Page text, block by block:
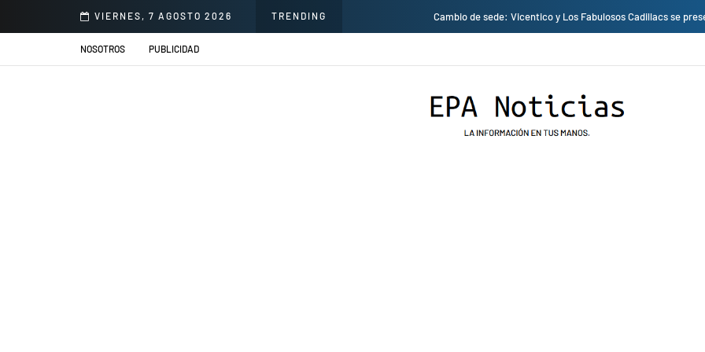
VIERNES, 7 AGOSTO 2026 TRENDING
Delgado para mejorar la atención en salud Cambio de sede: Vicentico y Los Fabulosos Cadillacs se presentarán en el
NOSOTROS PUBLICIDAD